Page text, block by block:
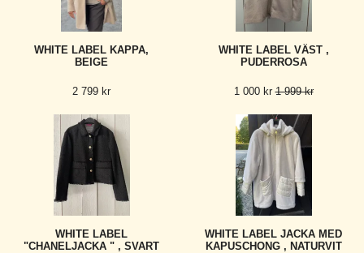
WHITE LABEL KAPPA,
BEIGE
2 799 kr
WHITE LABEL VÄST ,
PUDERROSA
1 000 kr1 999 kr
WHITE LABEL
"CHANELJACKA " , SVART
WHITE LABEL JACKA MED
KAPUSCHONG , NATURVIT